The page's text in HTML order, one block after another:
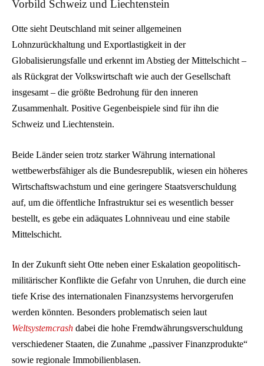
Vorbild Schweiz und Liechtenstein
Otte sieht Deutschland mit seiner allgemeinen
Lohnzurückhaltung und Exportlastigkeit in der
Globalisierungsfalle und erkennt im Abstieg der Mittelschicht –
als Rückgrat der Volkswirtschaft wie auch der Gesellschaft
insgesamt – die größte Bedrohung für den inneren
Zusammenhalt. Positive Gegenbeispiele sind für ihn die
Schweiz und Liechtenstein.
Beide Länder seien trotz starker Währung international
wettbewerbsfähiger als die Bundesrepublik, wiesen ein höheres
Wirtschaftswachstum und eine geringere Staatsverschuldung
auf, um die öffentliche Infrastruktur sei es wesentlich besser
bestellt, es gebe ein adäquates Lohnniveau und eine stabile
Mittelschicht.
In der Zukunft sieht Otte neben einer Eskalation geopolitisch-
militärischer Konflikte die Gefahr von Unruhen, die durch eine
tiefe Krise des internationalen Finanzsystems hervorgerufen
werden könnten. Besonders problematisch seien laut
Weltsystemcrash dabei die hohe Fremdwährungsverschuldung
verschiedener Staaten, die Zunahme „passiver Finanzprodukte“
sowie regionale Immobilienblasen.